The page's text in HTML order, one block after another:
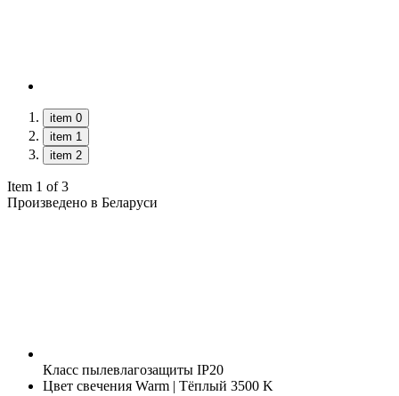
item 0
item 1
item 2
Item 1 of 3
Произведено в Беларуси
Класс пылевлагозащиты IP20
Цвет свечения Warm | Тёплый 3500 K